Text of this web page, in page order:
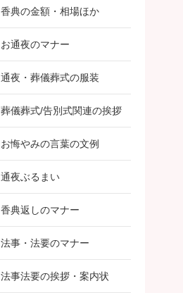
香典の金額・相場ほか
お通夜のマナー
通夜・葬儀葬式の服装
葬儀葬式/告別式関連の挨拶
お悔やみの言葉の文例
通夜ぶるまい
香典返しのマナー
法事・法要のマナー
法事法要の挨拶・案内状